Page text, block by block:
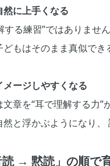
に上手くなる
る練習”ではありません
もはそのまま真似でき
ージしやすくなる
章を“耳で理解する力”
と浮かぶようになり、
→ 黙読」の順で